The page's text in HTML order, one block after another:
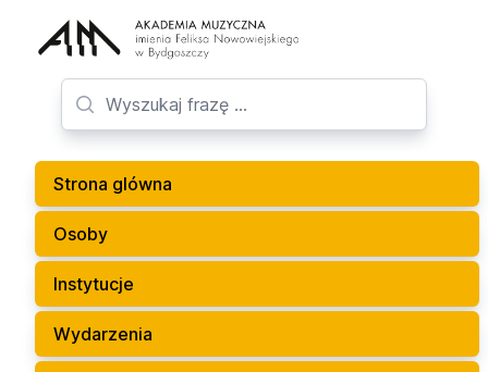
Strona glówna
Osoby
Instytucje
Wydarzenia